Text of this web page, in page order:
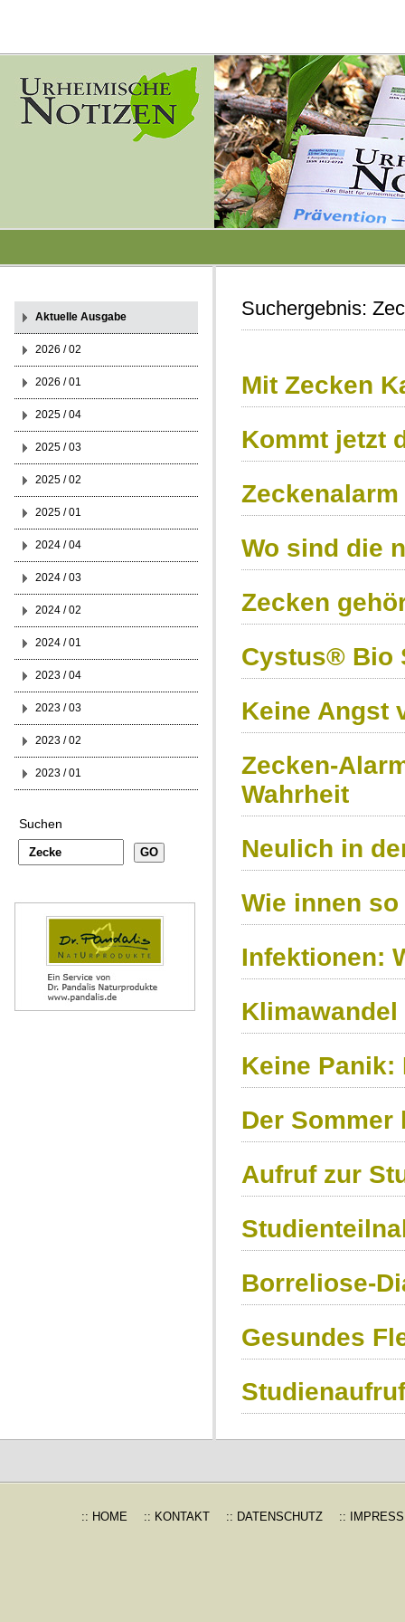
Suchergebnis:
Mit Zecken
Kommt jetzt
Wo sind die
Zecken
Cystus® Bio
Keine Angst
Zecken-
Wahrheit
Neulich in
Wie innen so
Infektionen:
Keine Panik:
Der Sommer
Aufruf zur
Borreliose-
Gesundes
Aktuelle Ausgabe
2026 / 02
2026 / 01
2025 / 04
2025 / 03
2025 / 02
2025 / 01
2024 / 04
2024 / 03
2024 / 02
2024 / 01
2023 / 04
2023 / 03
2023 / 02
2023 / 01
Suchen
:: HOME :: KONTAKT :: DATENSCHUTZ ::